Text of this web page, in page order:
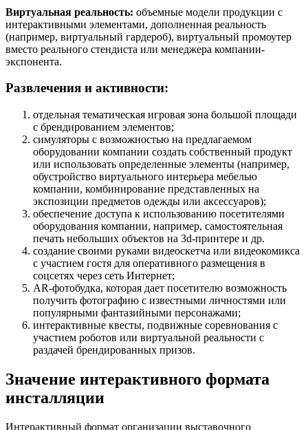
Виртуальная реальность: объемные модели продукции с
интерактивными элементами, дополненная реальность
(например, виртуальный гардероб), виртуальный промоутер
вместо реального стендиста или менеджера компании-
экспонента.
Развлечения и активности:
отдельная тематическая игровая зона большой площади
с брендированием элементов;
симуляторы с возможностью на предлагаемом
оборудовании компании создать собственный продукт
или использовать определенные элементы (например,
обустройство виртуального интерьера мебелью
компании, комбинирование представленных на
экспозиции предметов одежды или аксессуаров);
обеспечение доступа к использованию посетителями
оборудования компании, например, самостоятельная
печать небольших объектов на 3d-принтере и др.
создание своими руками видеоскетча или видеокомикса
с участием гостя для оперативного размещения в
соцсетях через сеть Интернет;
AR-фотобудка, которая дает посетителю возможность
получить фотографию с известными личностями или
популярными фантазийными персонажами;
интерактивные квесты, подвижные соревнования с
участием роботов или виртуальной реальности с
раздачей брендированных призов.
Значение интерактивного формата
инсталляции
Интерактивный формат организации выставочного